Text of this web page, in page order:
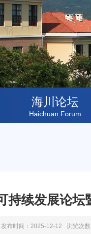
海川论坛
Haichuan Forum
持续发展论
发布时间：2025-12-12 浏览次数